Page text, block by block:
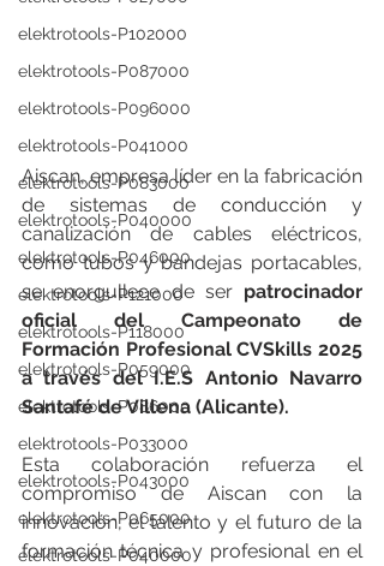
elektrotools-P102000
elektrotools-P087000
elektrotools-P096000
elektrotools-P041000
elektrotools-P083000
elektrotools-P040000
elektrotools-P046000
elektrotools-P121000
elektrotools-P118000
elektrotools-P059000
elektrotools-P086000
elektrotools-P033000
elektrotools-P043000
elektrotools-P065000
elektrotools-P040000
Aiscan, empresa líder en la fabricación
de sistemas de conducción y
canalización de cables eléctricos,
como tubos y bandejas portacables,
se enorgullece de ser patrocinador
oficial del Campeonato de
Formación Profesional CVSkills 2025
a través del I.E.S Antonio Navarro
Santafé de Villena (Alicante).
Esta colaboración refuerza el
compromiso de Aiscan con la
innovación, el talento y el futuro de la
formación técnica y profesional en el